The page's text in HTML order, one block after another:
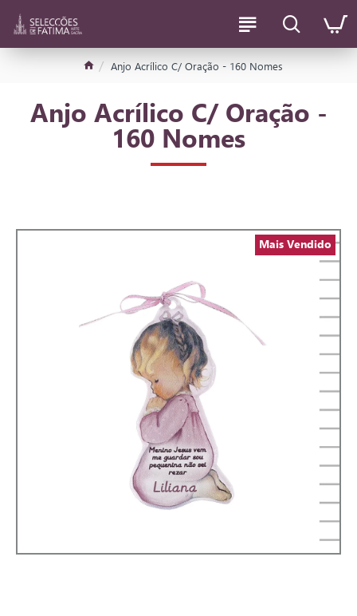
Anjo Acrílico C/ Oração - 160 Nomes
Anjo Acrílico C/ Oração -
160 Nomes
Mais Vendido